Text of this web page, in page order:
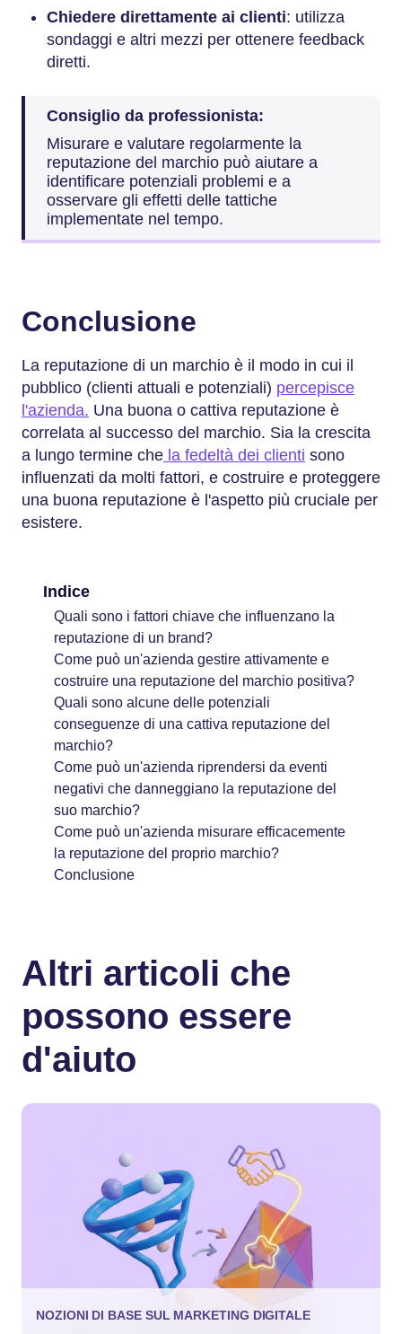
Chiedere direttamente ai clienti: utilizza
sondaggi e altri mezzi per ottenere feedback
diretti.
Consiglio da professionista:
Misurare e valutare regolarmente la
reputazione del marchio può aiutare a
identificare potenziali problemi e a
osservare gli effetti delle tattiche
implementate nel tempo.
Conclusione
La reputazione di un marchio è il modo in cui il
pubblico (clienti attuali e potenziali) percepisce
l'azienda. Una buona o cattiva reputazione è
correlata al successo del marchio. Sia la crescita
a lungo termine che la fedeltà dei clienti sono
influenzati da molti fattori, e costruire e proteggere
una buona reputazione è l'aspetto più cruciale per
esistere.
Indice
Quali sono i fattori chiave che influenzano la
reputazione di un brand?
Come può un'azienda gestire attivamente e
costruire una reputazione del marchio positiva?
Quali sono alcune delle potenziali
conseguenze di una cattiva reputazione del
marchio?
Come può un'azienda riprendersi da eventi
negativi che danneggiano la reputazione del
suo marchio?
Come può un'azienda misurare efficacemente
la reputazione del proprio marchio?
Conclusione
Altri articoli che
possono essere
d'aiuto
NOZIONI DI BASE SUL MARKETING DIGITALE